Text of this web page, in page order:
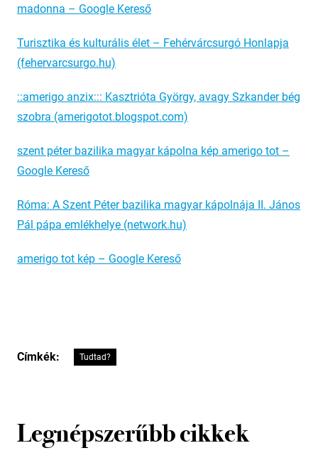
madonna – Google Kereső
Turisztika és kulturális élet – Fehérvárcsurgó Honlapja
(fehervarcsurgo.hu)
::amerigo anzix::: Kasztrióta György, avagy Szkander bég
szobra (amerigotot.blogspot.com)
szent péter bazilika magyar kápolna kép amerigo tot –
Google Kereső
Róma: A Szent Péter bazilika magyar kápolnája II. János
Pál pápa emlékhelye (network.hu)
amerigo tot kép – Google Kereső
Címkék: Tudtad?
Legnépszerűbb cikkek